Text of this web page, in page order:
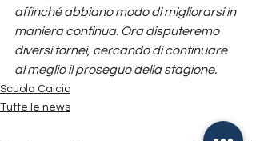
affinché abbiano modo di migliorarsi in
maniera continua. Ora disputeremo
diversi tornei, cercando di continuare
al meglio il proseguo della stagione.
Scuola Calcio
Tutte le news